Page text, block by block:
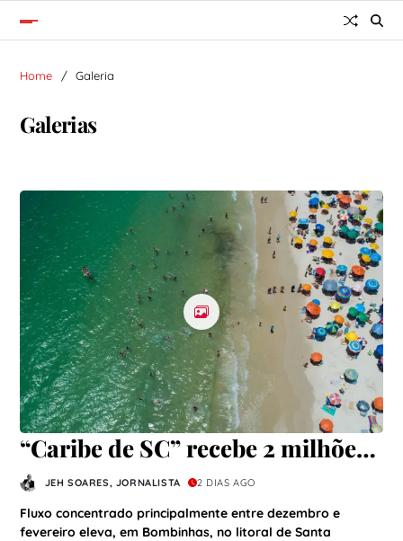
Home Galeria
Galerias
“Caribe de SC” recebe 2 milhões
de turistas por verão e vive alta
nas locações de temporada
JEH SOARES, JORNALISTA 2 DIAS AGO
Fluxo concentrado principalmente entre dezembro e
fevereiro eleva, em Bombinhas, no litoral de Santa